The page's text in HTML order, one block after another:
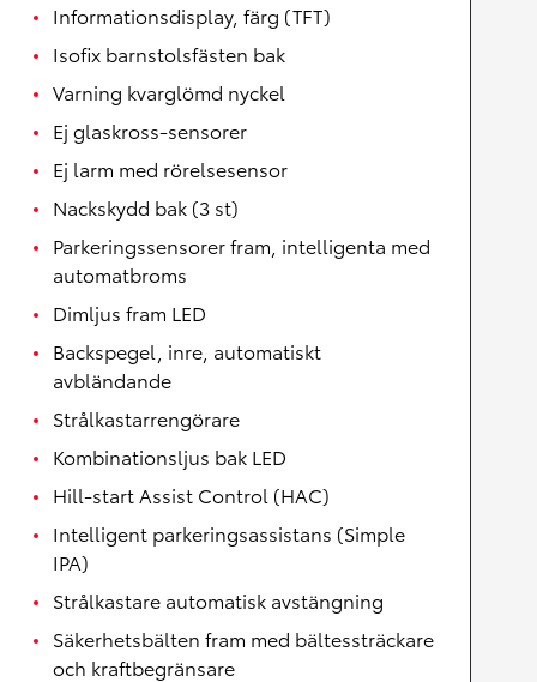
Informationsdisplay, färg (TFT)
Isofix barnstolsfästen bak
Varning kvarglömd nyckel
Ej glaskross-sensorer
Ej larm med rörelsesensor
Nackskydd bak (3 st)
Parkeringssensorer fram, intelligenta med
automatbroms
Dimljus fram LED
Backspegel, inre, automatiskt
avbländande
Strålkastarrengörare
Kombinationsljus bak LED
Hill-start Assist Control (HAC)
Intelligent parkeringsassistans (Simple
IPA)
Strålkastare automatisk avstängning
Säkerhetsbälten fram med bältessträckare
och kraftbegränsare